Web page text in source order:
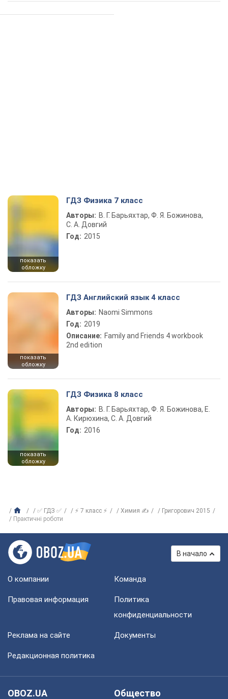
показать
обложку
ГДЗ Физика 7 класс
Авторы: В. Г. Барьяхтар, Ф. Я. Божинова,
С. А. Довгий
Год: 2015
показать
обложку
ГДЗ Английский язык 4 класс
Авторы: Naomi Simmons
Год: 2019
Описание: Family and Friends 4 workbook
2nd edition
показать
обложку
ГДЗ Физика 8 класс
Авторы: В. Г. Барьяхтар, Ф. Я. Божинова, Е.
А. Кирюхина, С. А. Довгий
Год: 2016
✅ ГДЗ ✅ ⚡ 7 класс ⚡ Химия ✍
Григорович 2015
Практичні роботи
В начало
О компании Команда
Правовая информация
Политика
конфиденциальности
Реклама на сайте Документы
Редакционная политика
OBOZ.UA
Общество